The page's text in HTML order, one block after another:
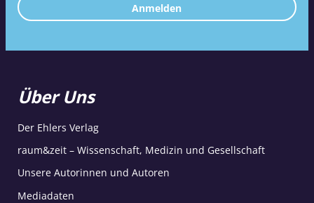
Anmelden
Über Uns
Der Ehlers Verlag
raum&zeit – Wissenschaft, Medizin und Gesellschaft
Unsere Autorinnen und Autoren
Mediadaten